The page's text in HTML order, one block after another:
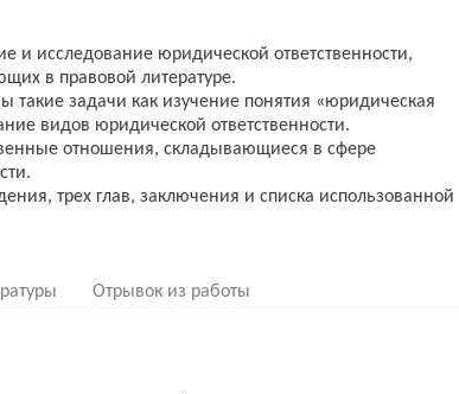
и исследование юридической ответственности,
в правовой литературе.
такие задачи как изучение понятия «юридическая
видов юридической ответственности.
отношения, складывающиеся в сфере
трех глав, заключения и списка использованной
Отрывок из работы